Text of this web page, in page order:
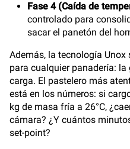
Fase 4 (Caída de
controlado para
sacar el panetón del
Además, la tecnología Unox
para cualquier panadería:
carga. El pastelero más
está en los números: si
kg de masa fría a 26°C,
cámara? ¿Y cuántos
set-point?